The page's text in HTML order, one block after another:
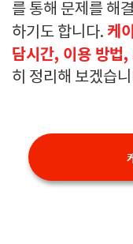
를 통해 문제를 해
하기도 합니다. 케
담시간, 이용 방법
히 정리해 보겠습